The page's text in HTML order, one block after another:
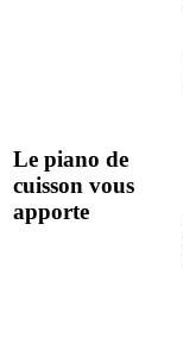
Le piano de
cuisson vous
apporte